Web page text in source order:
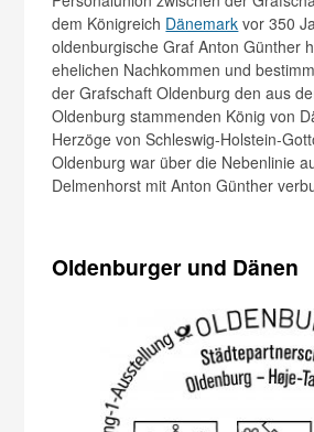
dem Königreich Dänemark vor 350
oldenburgische Graf Anton Günther
ehelichen Nachkommen und
der Grafschaft Oldenburg den aus
Oldenburg stammenden König von
Herzöge von Schleswig-Holstein-
Oldenburg war über die Nebenlinie
Delmenhorst mit Anton Günther
Oldenburger und Dänen